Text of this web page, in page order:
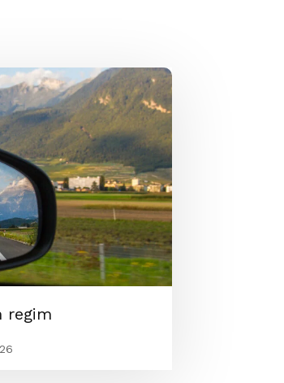
regim